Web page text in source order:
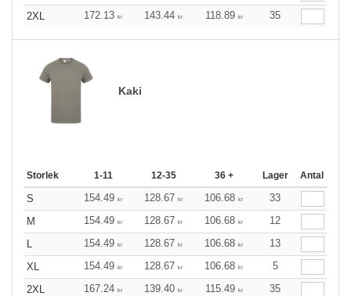
2XL 172.13 kr 143.44 kr 118.89 kr 35
Kaki
Storlek 1-11 12-35 36 + Lager Antal
S 154.49 kr 128.67 kr 106.68 kr
33
M
154.49 kr 128.67 kr 106.68 kr
12
L
154.49 kr 128.67 kr 106.68 kr
13
XL
154.49 kr 128.67 kr 106.68 kr
5
2XL
167.24 kr 139.40 kr 115.49 kr 35